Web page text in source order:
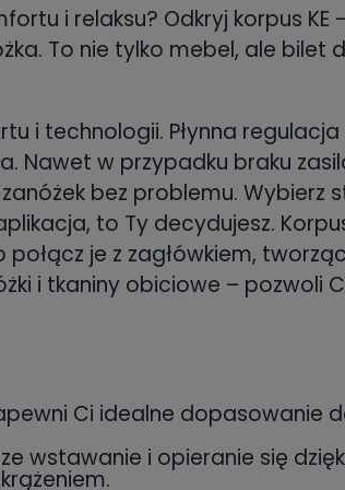
i relaksu? Odkryj korpus
To nie tylko mebel, ale bilet
i technologii. Płynna
Nawet w przypadku braku
bez problemu. Wybierz
to Ty decydujesz.
je z zagłówkiem,
i tkaniny obiciowe – pozwoli
Ci idealne dopasowanie
wstawanie i opieranie się